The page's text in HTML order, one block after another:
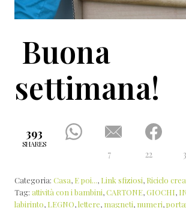
Buona
settimana!
393
SHARES
7 22
Categoria: Casa, E poi..., Link sfiziosi, Riciclo
Tag: attività con i bambini,CARTONE,GIOCHI,
labirinto, LEGNO,lettere, magneti, numeri,